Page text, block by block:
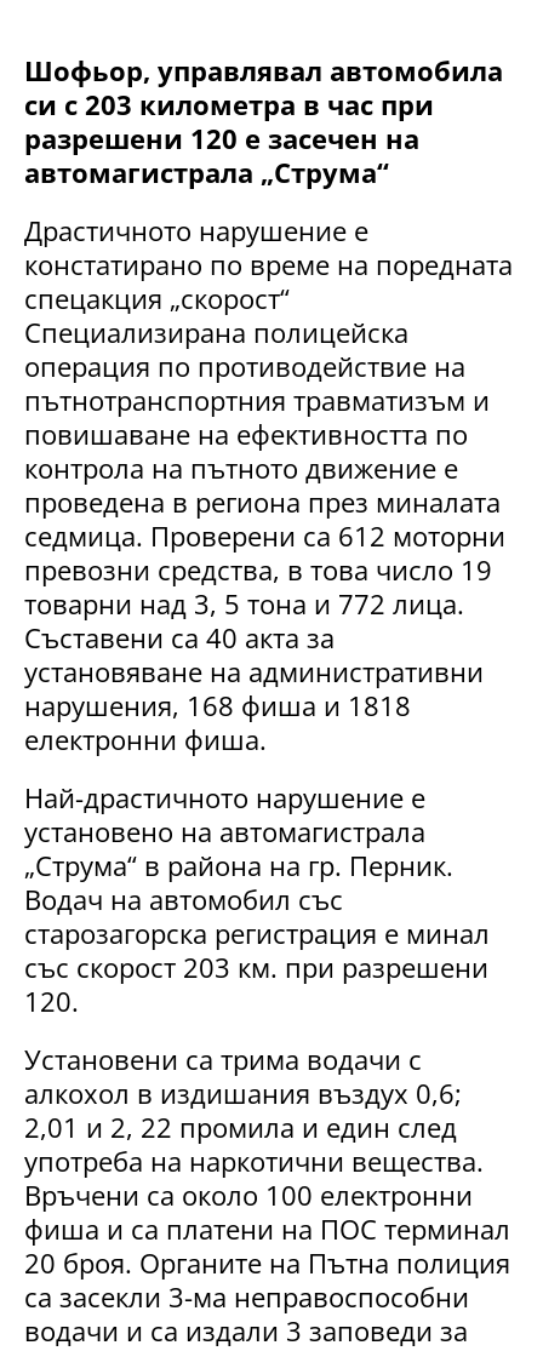
Шофьор, управлявал автомобила
си с 203 километра в час при
разрешени 120 е засечен на
автомагистрала „Струма“
Драстичното нарушение е
констатирано по време на поредната
спецакция „скорост“
Специализирана полицейска
операция по противодействие на
пътнотранспортния травматизъм и
повишаване на ефективността по
контрола на пътното движение е
проведена в региона през миналата
седмица. Проверени са 612 моторни
превозни средства, в това число 19
товарни над 3, 5 тона и 772 лица.
Съставени са 40 акта за
установяване на административни
нарушения, 168 фиша и 1818
електронни фиша.
Най-драстичното нарушение е
установено на автомагистрала
„Струма“ в района на гр. Перник.
Водач на автомобил със
старозагорска регистрация е минал
със скорост 203 км. при разрешени
120.
Установени са трима водачи с
алкохол в издишания въздух 0,6;
2,01 и 2, 22 промила и един след
употреба на наркотични вещества.
Връчени са около 100 електронни
фиша и са платени на ПОС терминал
20 броя. Органите на Пътна полиция
са засекли 3-ма неправоспособни
водачи и са издали 3 заповеди за